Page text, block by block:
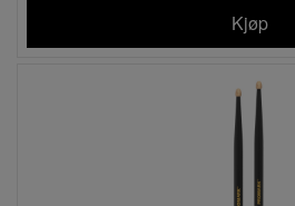
Kjøp